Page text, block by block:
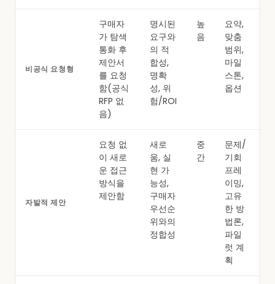
비공식 요청형
구매자
가 탐색
통화 후
제안서
를 요청
함(공식
RFP 없
음)
명시된
요구와
의 적
합성,
명확
성, 위
험/ROI
높
음
요약,
맞춤
범위,
마일
스톤,
옵션
자발적 제안
요청 없
이 새로
운 접근
방식을
제안함
새로
움, 실
현 가
능성,
구매자
우선순
위와의
정합성
중
간
문제/
기회
프레
이밍,
고유
한 방
법론,
파일
럿 계
획